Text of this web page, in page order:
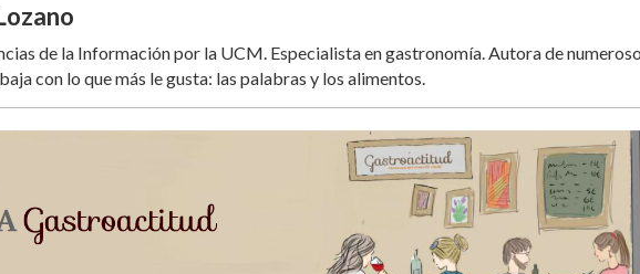
de la Información por la UCM. Especialista en gastronomía. Autora de
con lo que más le gusta: las palabras y los alimentos.